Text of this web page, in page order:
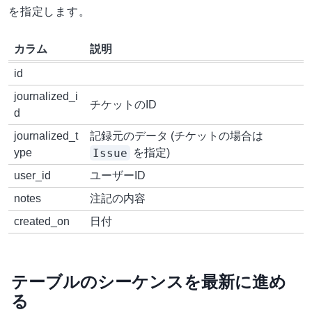
を指定します。
カラム 説明
id
journalized_i
d
チケットのID
journalized_t
ype
記録元のデータ (チケットの場合は
Issue
を指定)
user_id
ユーザーID
notes
注記の内容
created_on
日付
テーブルのシーケンスを最新に進め
る